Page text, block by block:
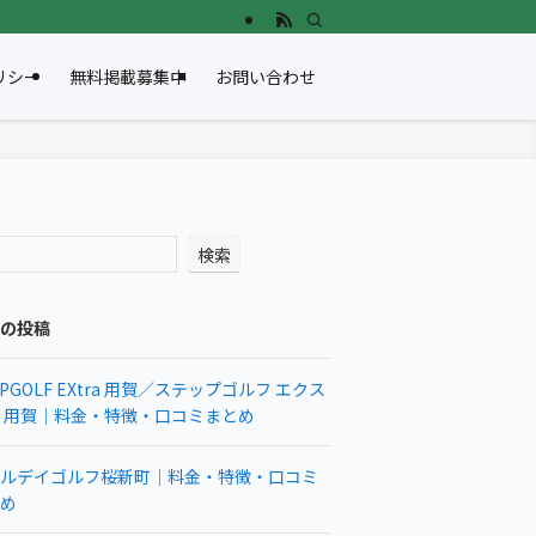
シー 無料掲載募集中 お問い合わせ
検索
投稿
EXtra 用賀／ステップゴルフ エクス
賀｜料金・特徴・口コミまとめ
デイゴルフ桜新町｜料金・特徴・口コミ